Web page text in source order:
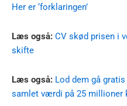
Her er ‘forklaringen’
Læs også: CV skød prisen i
skifte
Læs også: Lod dem gå
samlet værdi på 25 millioner